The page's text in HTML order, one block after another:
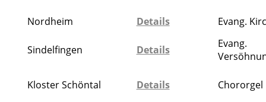
Nordheim Details Evang.
Sindelfingen Details
Evang.
Kloster Schöntal Details Chororgel